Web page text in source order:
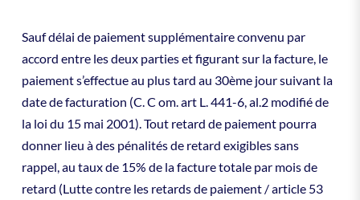
Sauf délai de paiement supplémentaire convenu par
accord entre les deux parties et figurant sur la facture, le
paiement s’effectue au plus tard au 30ème jour suivant la
date de facturation (C. C om. art L. 441-6, al.2 modifié de
la loi du 15 mai 2001). Tout retard de paiement pourra
donner lieu à des pénalités de retard exigibles sans
rappel, au taux de 15% de la facture totale par mois de
retard (Lutte contre les retards de paiement / article 53